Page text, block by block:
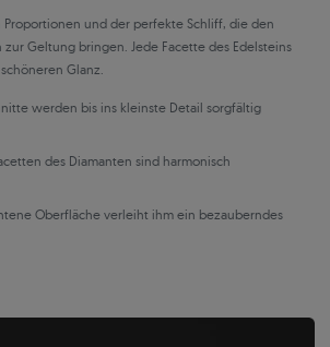
Proportionen und der perfekte Schliff, die den
zur Geltung bringen. Jede Facette des Edelsteins
Glanz.
werden bis ins kleinste Detail sorgfältig
des Diamanten sind harmonisch
Oberfläche verleiht ihm ein bezauberndes